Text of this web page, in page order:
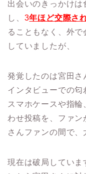
出会いのきっかけ
し、 3年ほど交際さ
ることもなく、外
していましたが、
発覚したのは宮田
インタビューでの
スマホケースや指
わせ投稿を、ファン
さんファンの間で、
現在は破局していま